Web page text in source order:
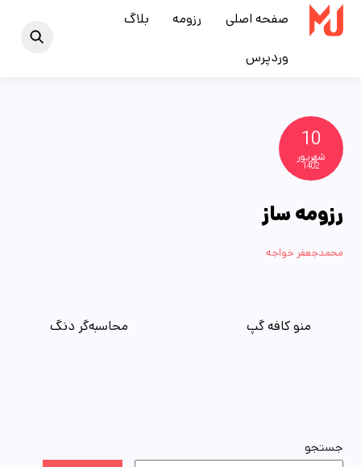
Skip
صفحه اصلی رزومه بلاگ
وردپرس
10
شهریور
1402
رزومه ساز
محمدجعفر خواجه
منو کافه گپ محاسبه‌گر دنگ
جستجو